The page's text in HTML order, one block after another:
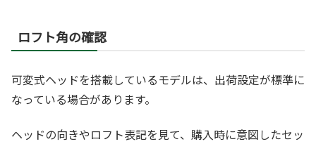
ロフト角の確認
可変式ヘッドを搭載しているモデルは、出荷設定が標準に
なっている場合があります。
ヘッドの向きやロフト表記を見て、購入時に意図したセッ